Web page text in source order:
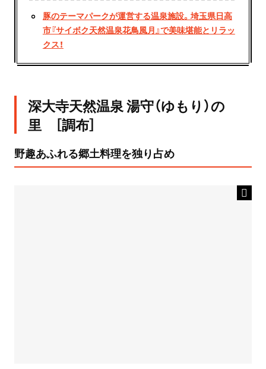
豚のテーマパークが運営する温泉施設。埼玉県日高
市『サイボク天然温泉花鳥風月』で美味堪能とリラッ
クス！
深大寺天然温泉 湯守（ゆもり）の
里 ［調布］
野趣あふれる郷土料理を独り占め